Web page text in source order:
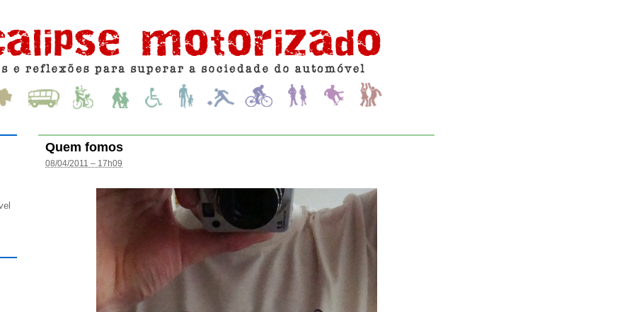
Quem fomos
08/04/2011 – 17h09